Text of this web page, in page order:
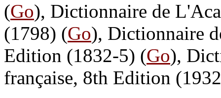
(Go), Dictionnaire de
(1798) (Go), Dictionnaire
Edition (1832-5) (Go),
française, 8th Edition